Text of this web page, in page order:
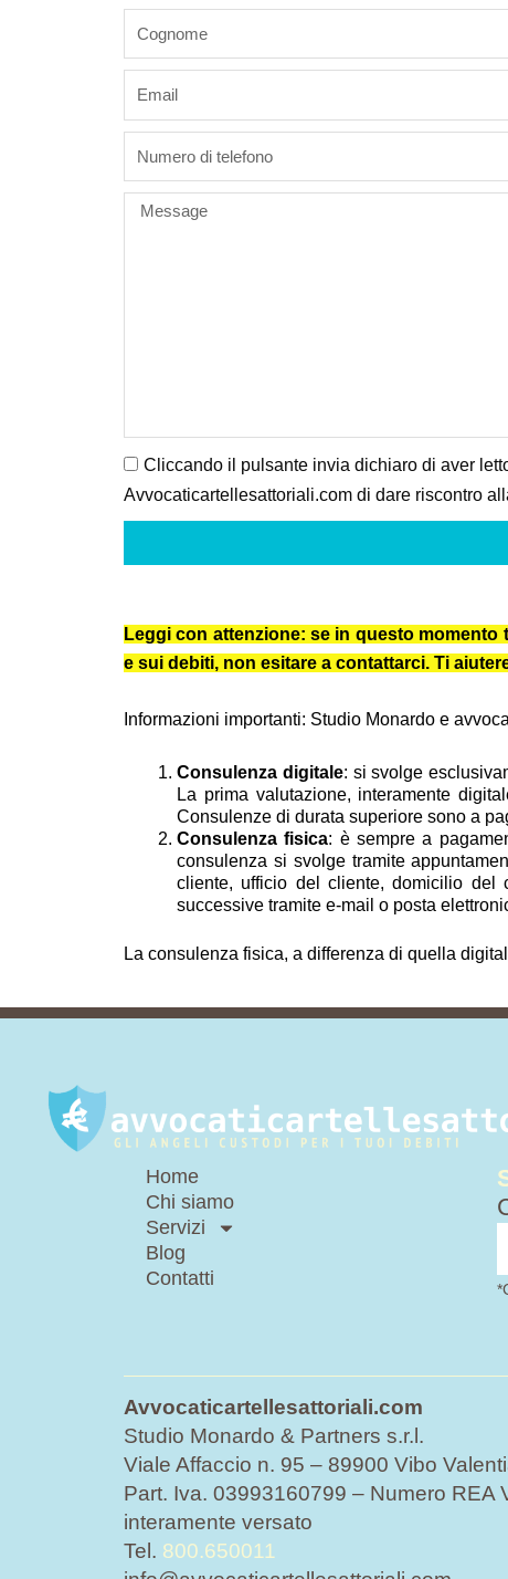
Message
Cliccando il pulsante invia dichiaro di aver
Avvocaticartellesattoriali.com di dare riscontro
Leggi con attenzione: se in questo
e sui debiti, non esitare a contattarci. Ti
Informazioni importanti: Studio Monardo e
Consulenza digitale: si svolge
La prima valutazione, interamente
Consulenze di durata superiore sono a
Consulenza fisica: è sempre a
consulenza si svolge tramite
cliente, ufficio del cliente, domicilio del
successive tramite e-mail o posta
La consulenza fisica, a differenza di quella
Home
Chi siamo
Servizi
Blog
Contatti
Avvocaticartellesattoriali.com
Studio Monardo & Partners s.r.l.
Viale Affaccio n. 95 – 89900 Vibo
Part. Iva. 03993160799 – Numero
interamente versato
Tel. 800.650011